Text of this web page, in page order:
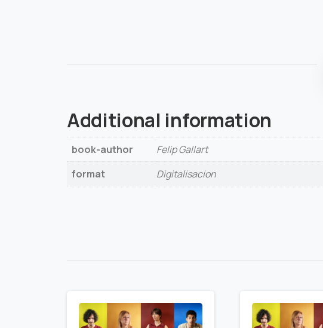
Additional information
book-author
Felip Gallart
format
Digitalisacion